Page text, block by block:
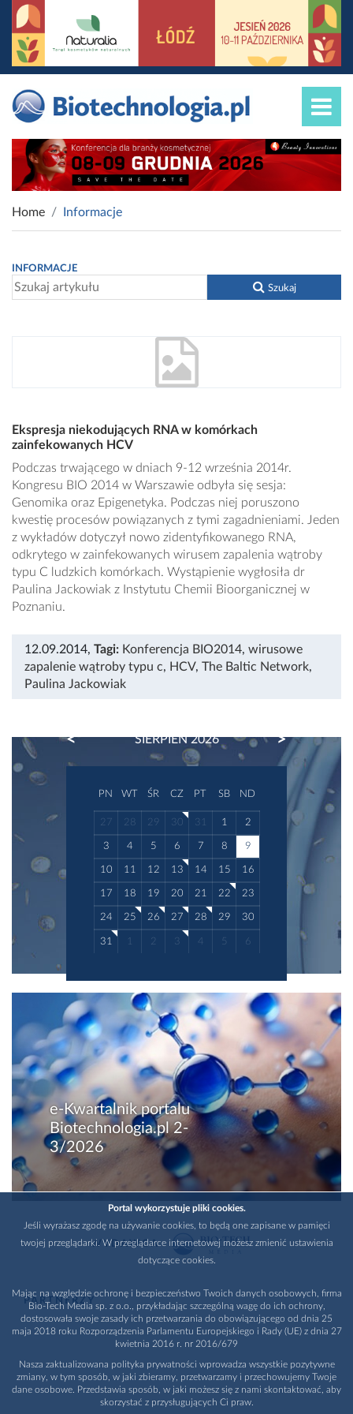
Home Informacje
INFORMACJE
Szukaj
Ekspresja niekodujących RNA w komórkach
zainfekowanych HCV
Podczas trwającego w dniach 9-12 września 2014r.
Kongresu BIO 2014 w Warszawie odbyła się sesja:
Genomika oraz Epigenetyka. Podczas niej poruszono
kwestię procesów powiązanych z tymi zagadnieniami. Jeden
z wykładów dotyczył nowo zidentyfikowanego RNA,
odkrytego w zainfekowanych wirusem zapalenia wątroby
typu C ludzkich komórkach. Wystąpienie wygłosiła dr
Paulina Jackowiak z Instytutu Chemii Bioorganicznej w
Poznaniu.
12.09.2014, Tagi: Konferencja BIO2014, wirusowe
zapalenie wątroby typu c, HCV, The Baltic Network,
Paulina Jackowiak
SIERPIEŃ 2026
PREVIOUS NEXT
PN WT ŚR CZ PT SB ND
27 28 29 30 31 1 2
3 4 5 6 7 8 9
10 11 12 13 14 15 16
17 18 19 20 21 22 23
24 25 26 27 28 29 30
31 1 2 3 4 5 6
e-Kwartalnik portalu
Biotechnologia.pl 2-
3/2026
WYDAWCA
PARTNERZY
Portal wykorzystuje pliki cookies.
Jeśli wyrażasz zgodę na używanie cookies, to będą one zapisane w pamięci
twojej przeglądarki. W przeglądarce internetowej możesz zmienić ustawienia
dotyczące cookies.
Mając na względzie ochronę i bezpieczeństwo Twoich danych osobowych, firma
Bio-Tech Media sp. z o.o., przykładając szczególną wagę do ich ochrony,
dostosowała swoje zasady ich przetwarzania do obowiązującego od dnia 25
maja 2018 roku Rozporządzenia Parlamentu Europejskiego i Rady (UE) z dnia 27
kwietnia 2016 r. nr 2016/679
Nasza zaktualizowana polityka prywatności wprowadza wszystkie pozytywne
zmiany, w tym sposób, w jaki zbieramy, przetwarzamy i przechowujemy Twoje
dane osobowe. Przedstawia sposób, w jaki możesz się z nami skontaktować, aby
skorzystać z przysługujących Ci praw.